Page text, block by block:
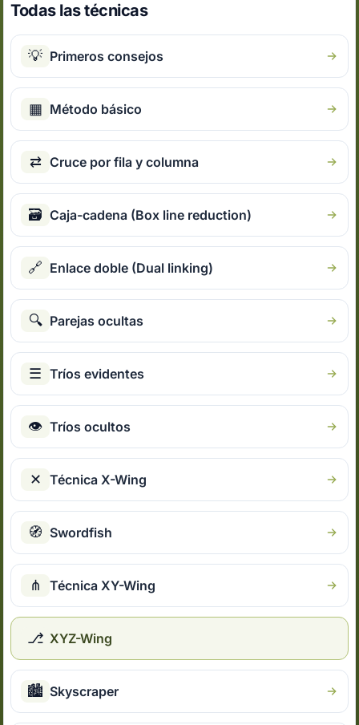
Todas las técnicas
💡 Primeros consejos
▦ Método básico
⇄ Cruce por fila y columna
🗃 Caja-cadena (Box line reduction)
🔗 Enlace doble (Dual linking)
🔍 Parejas ocultas
☰ Tríos evidentes
👁 Tríos ocultos
✕ Técnica X-Wing
🧭 Swordfish
⋔ Técnica XY-Wing
⎇ XYZ-Wing
🏙 Skyscraper